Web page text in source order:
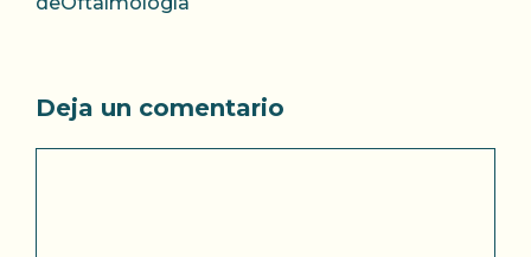
Deja un comentario